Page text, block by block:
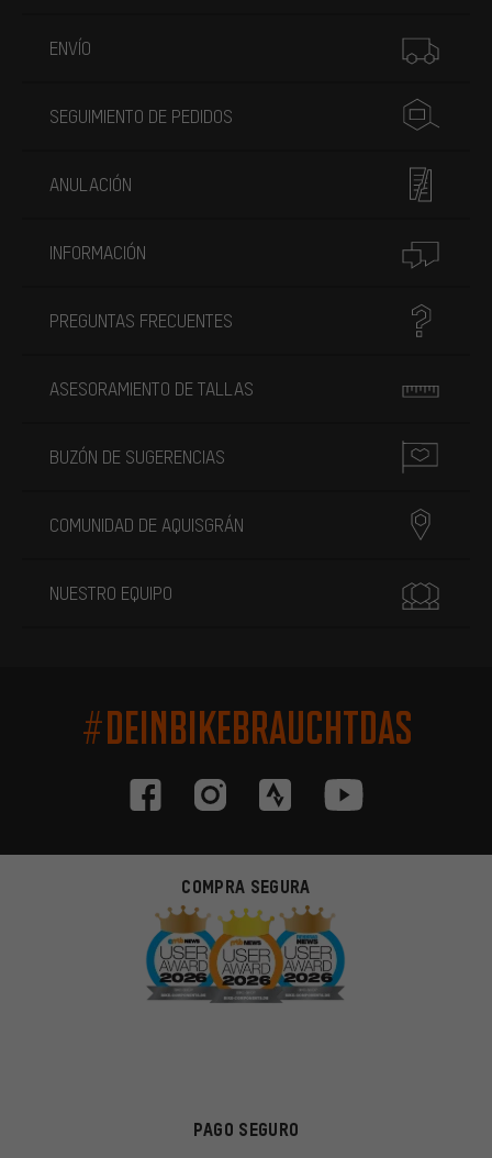
ENVÍO
SEGUIMIENTO DE PEDIDOS
ANULACIÓN
INFORMACIÓN
PREGUNTAS FRECUENTES
ASESORAMIENTO DE TALLAS
BUZÓN DE SUGERENCIAS
COMUNIDAD DE AQUISGRÁN
NUESTRO EQUIPO
#DEINBIKEBRAUCHTDAS
COMPRA SEGURA
PAGO SEGURO